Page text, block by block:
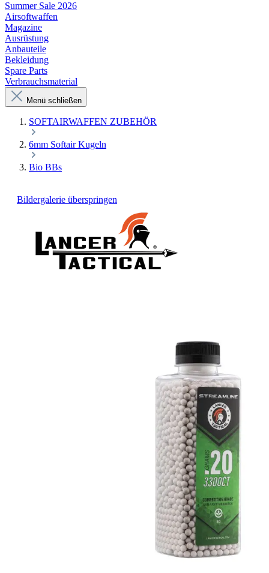
Summer Sale 2026
Airsoftwaffen
Magazine
Ausrüstung
Anbauteile
Bekleidung
Spare Parts
Verbrauchsmaterial
Menü schließen
SOFTAIRWAFFEN ZUBEHÖR
6mm Softair Kugeln
Bio BBs
Bildergalerie überspringen